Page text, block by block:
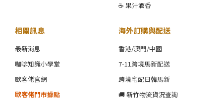
☕ 果汁酒香
相關訊息
最新消息
咖啡知識小學堂
歐客佬官網
歐客佬門市據點
海外訂購與配送
香港/澳門/中國
7-11跨境馬新配送
跨境宅配日韓馬新
🚚 新竹物流貨況查詢